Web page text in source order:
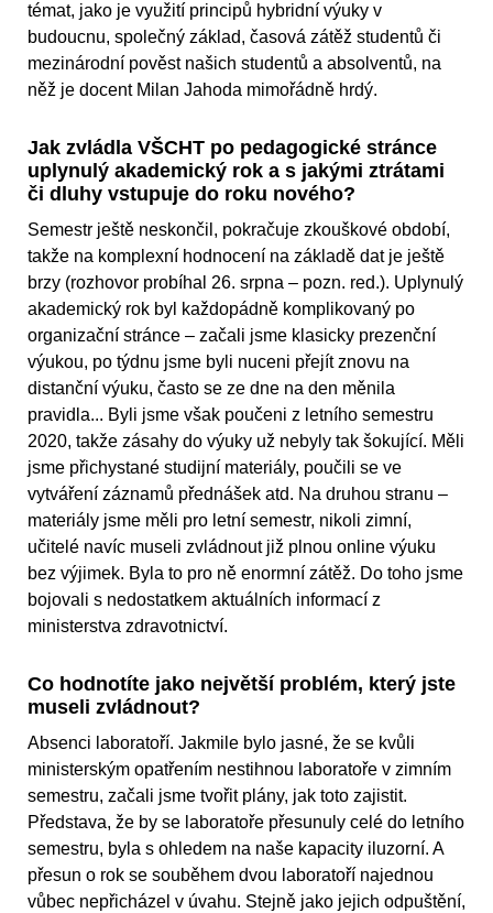
témat, jako je využití principů hybridní výuky v
budoucnu, společný základ, časová zátěž studentů či
mezinárodní pověst našich studentů a absolventů, na
něž je docent Milan Jahoda mimořádně hrdý.
Jak zvládla VŠCHT po pedagogické stránce
uplynulý akademický rok a s jakými ztrátami
či dluhy vstupuje do roku nového?
Semestr ještě neskončil, pokračuje zkouškové období,
takže na komplexní hodnocení na základě dat je ještě
brzy (rozhovor probíhal 26. srpna – pozn. red.). Uplynulý
akademický rok byl každopádně komplikovaný po
organizační stránce – začali jsme klasicky prezenční
výukou, po týdnu jsme byli nuceni přejít znovu na
distanční výuku, často se ze dne na den měnila
pravidla... Byli jsme však poučeni z letního semestru
2020, takže zásahy do výuky už nebyly tak šokující. Měli
jsme přichystané studijní materiály, poučili se ve
vytváření záznamů přednášek atd. Na druhou stranu –
materiály jsme měli pro letní semestr, nikoli zimní,
učitelé navíc museli zvládnout již plnou online výuku
bez výjimek. Byla to pro ně enormní zátěž. Do toho jsme
bojovali s nedostatkem aktuálních informací z
ministerstva zdravotnictví.
Co hodnotíte jako největší problém, který jste
museli zvládnout?
Absenci laboratoří. Jakmile bylo jasné, že se kvůli
ministerským opatřením nestihnou laboratoře v zimním
semestru, začali jsme tvořit plány, jak toto zajistit.
Představa, že by se laboratoře přesunuly celé do letního
semestru, byla s ohledem na naše kapacity iluzorní. A
přesun o rok se souběhem dvou laboratoří najednou
vůbec nepřicházel v úvahu. Stejně jako jejich odpuštění,